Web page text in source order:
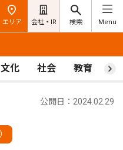
エリア 会社・IR 検索 Menu
文化 社会 教育 ス
公開日：2024.02.29